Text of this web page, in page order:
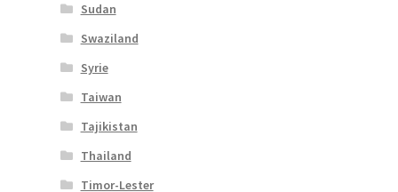
Sudan
Swaziland
Syrie
Taiwan
Tajikistan
Thailand
Timor-Lester